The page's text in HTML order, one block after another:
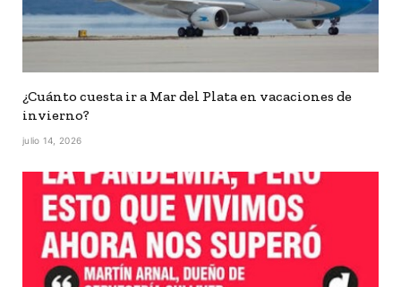
¿Cuánto cuesta ir a Mar del Plata en vacaciones de
invierno?
julio 14, 2026